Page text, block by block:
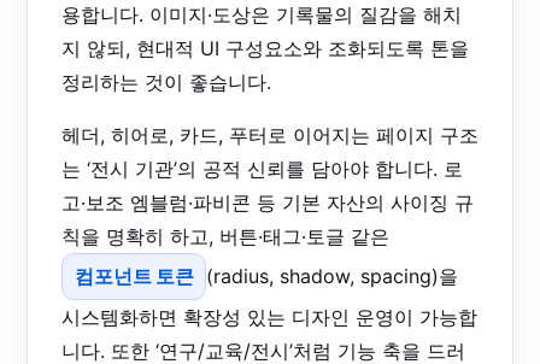
용합니다. 이미지·도상은 기록물의 질감을 해치
지 않되, 현대적 UI 구성요소와 조화되도록 톤을
정리하는 것이 좋습니다.
헤더, 히어로, 카드, 푸터로 이어지는 페이지 구조
는 ‘전시 기관’의 공적 신뢰를 담아야 합니다. 로
고·보조 엠블럼·파비콘 등 기본 자산의 사이징 규
칙을 명확히 하고, 버튼·태그·토글 같은
컴포넌트 토큰 (radius, shadow, spacing)을
시스템화하면 확장성 있는 디자인 운영이 가능합
니다. 또한 ‘연구/교육/전시’처럼 기능 축을 드러